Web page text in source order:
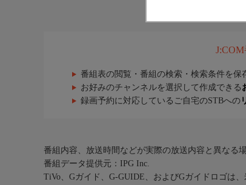
番組表の閲覧・番組の検索・検索条件を保
お好みのチャンネルを選択して作成できる
録画予約に対応しているご自宅のSTBへの
番組内容、放送時間などが実際の放送内容と異なる
番組データ提供元：IPG Inc.
TiVo、Gガイド、G-GUIDE、およびGガイドロゴは